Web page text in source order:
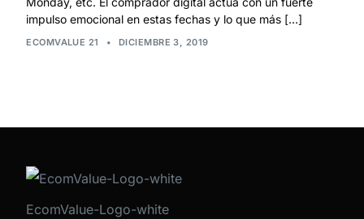
impulso emocional en estas fechas y lo que más […]
ECOMVALUE 21 • DICIEMBRE 3, 2019
EcomValue-Logo-white